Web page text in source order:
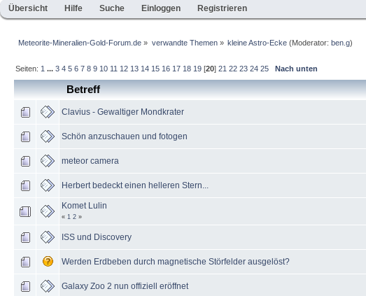
Übersicht Hilfe Suche Einloggen Registrieren
Meteorite-Mineralien-Gold-Forum.de » verwandte Themen» kleine Astro-Ecke(Moderator: ben.g)
Seiten: 1 ...3 4 5 6 7 8 9 10 11 12 13 14 15 16 17 18 19 [20]21 22 23 24 25 Nach unten
Betreff
Clavius - Gewaltiger Mondkrater
Schön anzuschauen und fotogen
meteor camera
Herbert bedeckt einen helleren Stern...
Komet Lulin
« 1 2 »
ISS und Discovery
Werden Erdbeben durch magnetische Störfelder ausgelöst?
Galaxy Zoo 2 nun offiziell eröffnet